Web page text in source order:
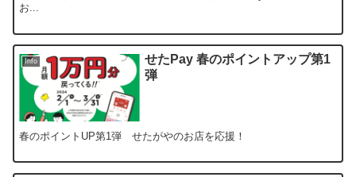
お...
Info
せたPay 春のポイントアップ第1
弾
春のポイントUP第1弾 せたがやのお店を応援！